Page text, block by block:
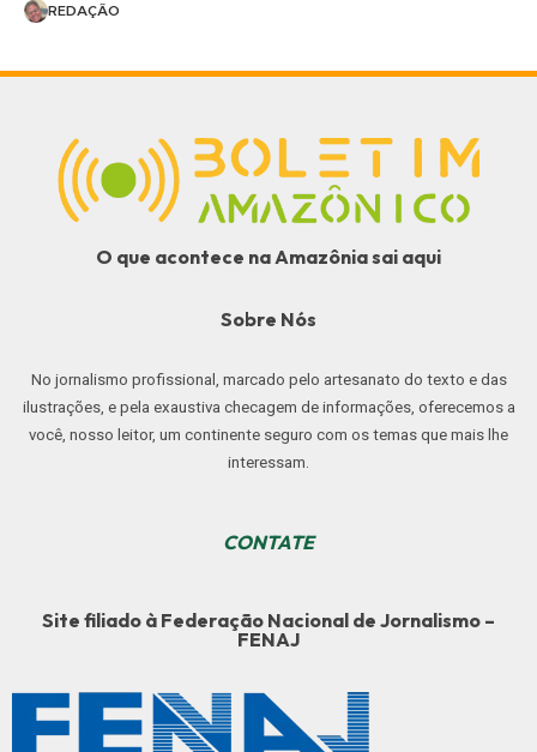
REDAÇÃO
O que acontece na Amazônia sai aqui
Sobre Nós
No jornalismo profissional, marcado pelo artesanato do texto e das
ilustrações, e pela exaustiva checagem de informações, oferecemos a
você, nosso leitor, um continente seguro com os temas que mais lhe
interessam.
CONTATE
Site filiado à Federação Nacional de Jornalismo –
FENAJ